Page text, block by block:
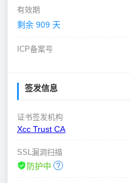
有效期
剩余 909 天
ICP备案号
签发信息
证书签发机构
Xcc Trust CA
SSL漏洞扫描
防护中